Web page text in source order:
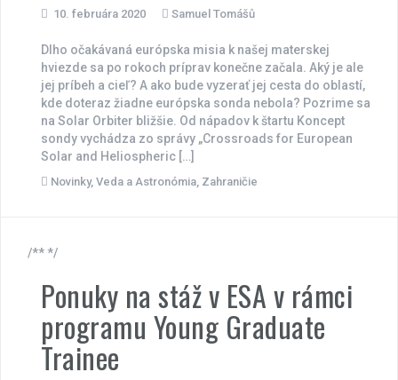
10. februára 2020 Samuel Tomášů
Dlho očakávaná európska misia k našej materskej
hviezde sa po rokoch príprav konečne začala. Aký je ale
jej príbeh a cieľ? A ako bude vyzerať jej cesta do oblastí,
kde doteraz žiadne európska sonda nebola? Pozrime sa
na Solar Orbiter bližšie. Od nápadov k štartu Koncept
sondy vychádza zo správy „Crossroads for European
Solar and Heliospheric […]
Novinky, Veda a Astronómia, Zahraničie
/** */
Ponuky na stáž v ESA v rámci
programu Young Graduate
Trainee